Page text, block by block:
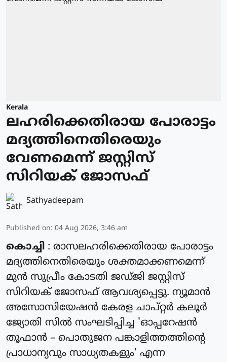
Kerala
ലഹരിക്കെതിരായ പോരാട്ടം
മദ്യത്തിനെതിരെയും
വേണമെന്ന് ജസ്റ്റിസ്
സിറിയക് ജോസഫ്
Sathyadeepam
Published on: 04 Aug 2026, 3:46 am
കൊച്ചി : രാസലഹരിക്കെതിരായ പോരാട്ടം
മദ്യത്തിനെതിരെയും ശക്തമാക്കണമെന്ന്
മുൻ സുപ്രീം കോടതി ജഡ്ജി ജസ്റ്റിസ്
സിറിയക് ജോസഫ് ആവശ്യപ്പെട്ടു. ന്യൂമാൻ
അസോസിയേഷൻ കേരള ചാപ്റ്റർ കലൂർ
ജ്യോതി സിൽ സംഘടിപ്പിച്ച 'ഓപ്പറേഷൻ
തൂഫാൻ – പൊതുജന പങ്കാളിത്തത്തിന്റെ
പ്രാധാന്യവും സാധ്യതകളും' എന്ന